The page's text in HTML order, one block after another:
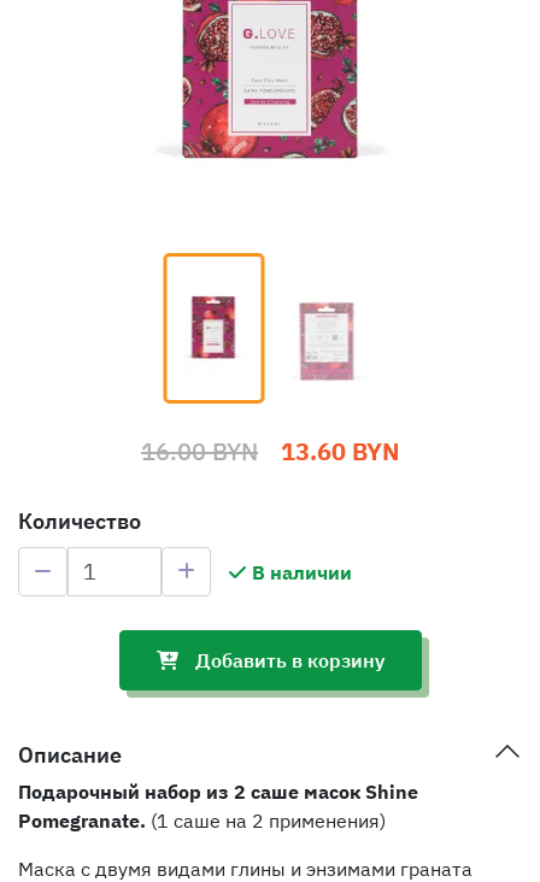
16.00 BYN 13.60 BYN
Количество
В наличии
Добавить в корзину
Описание
Подарочный набор из 2 саше масок Shine
Pomegranate. (1 саше на 2 применения)
Маска с двумя видами глины и энзимами граната